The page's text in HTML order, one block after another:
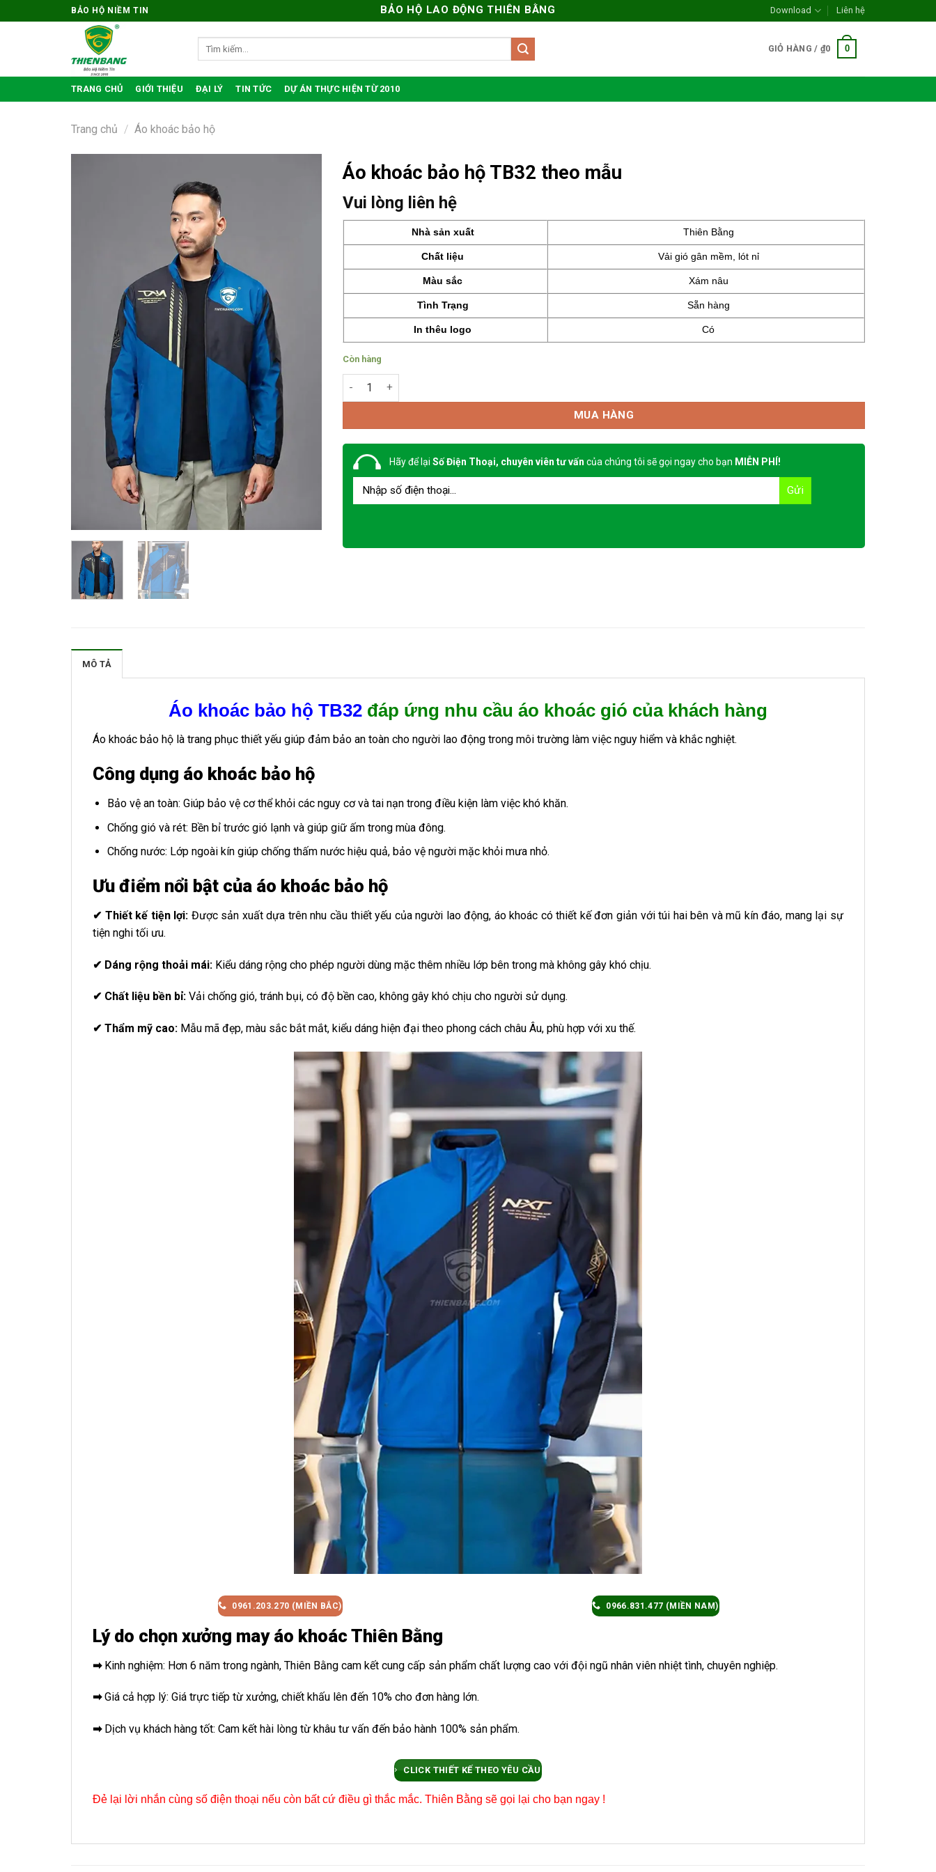
qua
BẢO HỘ NIỀM TIN BẢO HỘ LAO ĐỘNG THIÊN BẰNG Download Liên hệ
GIỎ HÀNG / ₫0 0
TRANG CHỦ GIỚI THIỆU ĐẠI LÝ TIN TỨC DỰ ÁN THỰC HIỆN TỪ 2010
Trang chủ / Áo khoác bảo hộ
Áo khoác bảo hộ TB32 theo mẫu
Vui lòng liên hệ
Nhà sản xuất Thiên Bằng
Chất liệu Vải gió gân mềm, lót nỉ
Màu sắc Xám nâu
Tình Trạng Sẵn hàng
In thêu logo Có
Còn hàng
Áo khoác bảo hộ TB32 theo mẫu số lượng
MUA HÀNG
Hãy để lại Số Điện Thoại, chuyên viên tư vấn của chúng tôi sẽ gọi ngay cho bạn MIỄN PHÍ!
MÔ TẢ
Áo khoác bảo hộ TB32 đáp ứng nhu cầu áo khoác gió của khách hàng
Áo khoác bảo hộ là trang phục thiết yếu giúp đảm bảo an toàn cho người lao động trong môi trường làm việc nguy hiểm và khắc nghiệt.
Công dụng áo khoác bảo hộ
Bảo vệ an toàn: Giúp bảo vệ cơ thể khỏi các nguy cơ và tai nạn trong điều kiện làm việc khó khăn.
Chống gió và rét: Bền bỉ trước gió lạnh và giúp giữ ấm trong mùa đông.
Chống nước: Lớp ngoài kín giúp chống thấm nước hiệu quả, bảo vệ người mặc khỏi mưa nhỏ.
Ưu điểm nổi bật của áo khoác bảo hộ
✔ Thiết kế tiện lợi: Được sản xuất dựa trên nhu cầu thiết yếu của người lao động, áo khoác có thiết kế đơn giản với túi hai bên và mũ kín đáo, mang lại sự
tiện nghi tối ưu.
✔ Dáng rộng thoải mái: Kiểu dáng rộng cho phép người dùng mặc thêm nhiều lớp bên trong mà không gây khó chịu.
✔ Chất liệu bền bỉ: Vải chống gió, tránh bụi, có độ bền cao, không gây khó chịu cho người sử dụng.
✔ Thẩm mỹ cao: Mẫu mã đẹp, màu sắc bắt mắt, kiểu dáng hiện đại theo phong cách châu Âu, phù hợp với xu thế.
0961.203.270 (MIỀN BẮC) 0966.831.477 (MIỀN NAM)
Lý do chọn xưởng may áo khoác Thiên Bằng
➡ Kinh nghiệm: Hơn 6 năm trong ngành, Thiên Bằng cam kết cung cấp sản phẩm chất lượng cao với đội ngũ nhân viên nhiệt tình, chuyên nghiệp.
➡Giá cả hợp lý: Giá trực tiếp từ xưởng, chiết khấu lên đến 10% cho đơn hàng lớn.
➡ Dịch vụ khách hàng tốt: Cam kết hài lòng từ khâu tư vấn đến bảo hành 100% sản phẩm.
CLICK THIẾT KẾ THEO YÊU CẦU
Đẻ lại lời nhắn cùng số điện thoại nếu còn bất cứ điều gì thắc mắc. Thiên Bằng sẽ gọi lại cho bạn ngay !